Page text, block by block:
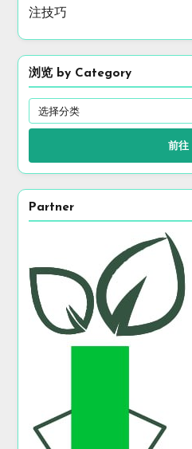
注技巧
浏览 by Category
前往
Partner